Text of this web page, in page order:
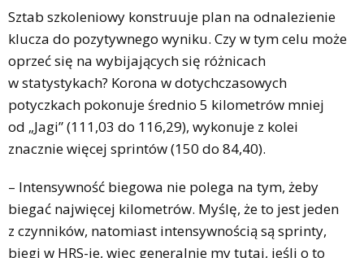
Sztab szkoleniowy konstruuje plan na odnalezienie
klucza do pozytywnego wyniku. Czy w tym celu może
oprzeć się na wybijających się różnicach
w statystykach? Korona w dotychczasowych
potyczkach pokonuje średnio 5 kilometrów mniej
od „Jagi” (111,03 do 116,29), wykonuje z kolei
znacznie więcej sprintów (150 do 84,40).
– Intensywność biegowa nie polega na tym, żeby
biegać najwięcej kilometrów. Myślę, że to jest jeden
z czynników, natomiast intensywnością są sprinty,
biegi w HRS-ie, więc generalnie my tutaj, jeśli o to